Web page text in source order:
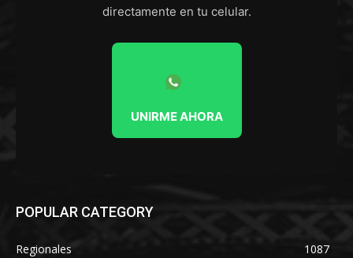
directamente en tu celular.
UNIRME AHORA
POPULAR CATEGORY
Regionales
1087